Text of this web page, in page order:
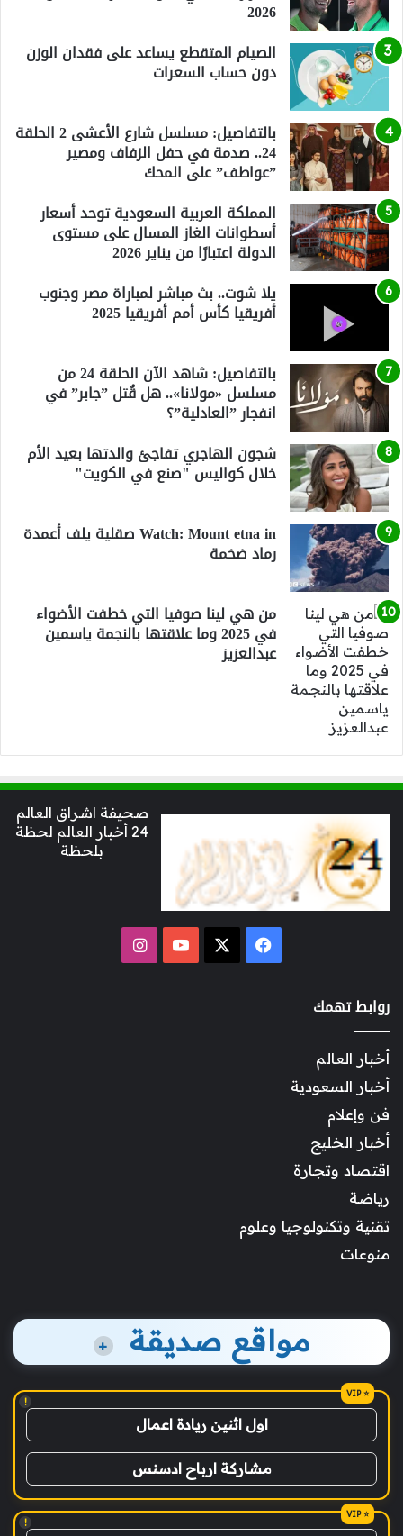
2026
الصيام المتقطع يساعد على فقدان الوزن
دون حساب السعرات
بالتفاصيل: مسلسل شارع الأعشى 2 الحلقة
24.. صدمة في حفل الزفاف ومصير
”عواطف” على المحك
المملكة العربية السعودية توحد أسعار
أسطوانات الغاز المسال على مستوى
الدولة اعتبارًا من يناير 2026
يلا شوت.. بث مباشر لمباراة مصر وجنوب
أفريقيا كأس أمم أفريقيا 2025
بالتفاصيل: شاهد الآن الحلقة 24 من
مسلسل «مولانا».. هل قُتل ”جابر” في
انفجار ”العادلية”؟
شجون الهاجري تفاجئ والدتها بعيد الأم
خلال كواليس "صنع في الكويت"
Watch: Mount etna in صقلية يلف أعمدة
رماد ضخمة
من هي لينا صوفيا التي خطفت الأضواء
في 2025 وما علاقتها بالنجمة ياسمين
عبدالعزيز
صحيفة اشراق العالم
24 أخبار العالم لحظة
بلحظة
فيسبوك ‫YouTubeانستقرام
روابط تهمك
أخبار العالم
أخبار السعودية
فن وإعلام
أخبار الخليج
اقتصاد وتجارة
رياضة
تقنية وتكنولوجيا وعلوم
منوعات
مواقع صديقة +
!
اول اثنين ريادة اعمال
مشاركة ارباح ادسنس
!